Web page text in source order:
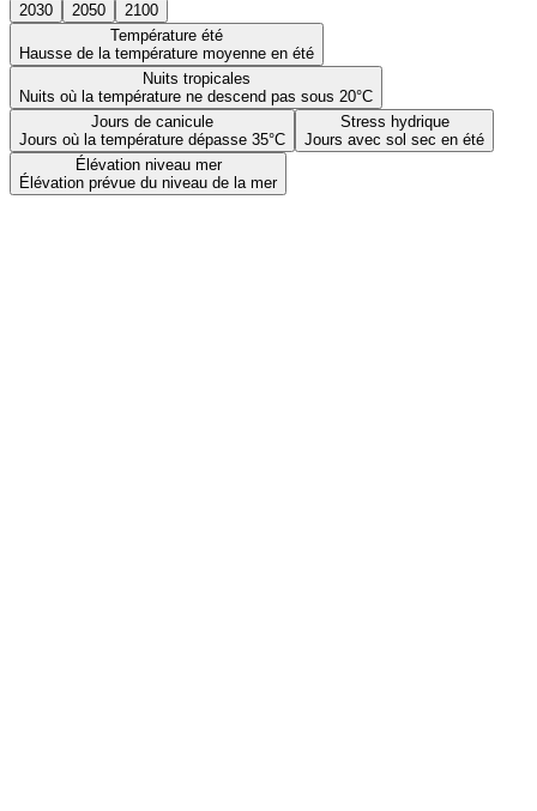
2030 2050
2100
Température été
Hausse de la température moyenne en été
Nuits tropicales
Nuits où la température ne descend pas sous 20°C
Jours de canicule
Jours où la température dépasse 35°C
Stress hydrique
Jours avec sol sec en été
Élévation niveau mer
Élévation prévue du niveau de la mer